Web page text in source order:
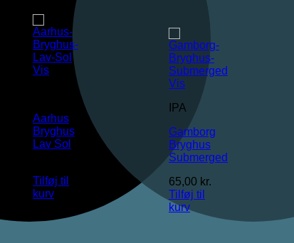
Vis
Aarhus
Bryghus
Lav Sol
Tilføj til
kurv
Vis
IPA
Gamborg
Bryghus
Submerged
65,00 kr.
Tilføj til
kurv